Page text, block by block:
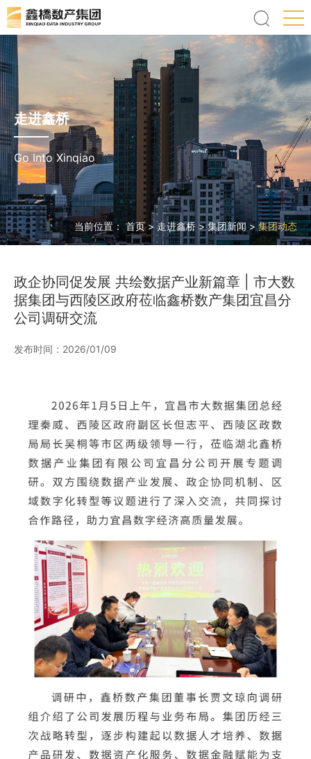
走进鑫桥
Go Into Xinqiao
当前位置： 首页>走进鑫桥 >集团新闻 >集团动态
政企协同促发展 共绘数据产业新篇章 | 市大数
据集团与西陵区政府莅临鑫桥数产集团宜昌分
公司调研交流
发布时间：2026/01/09